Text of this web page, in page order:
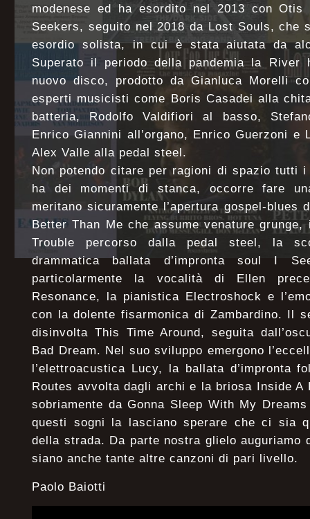
modenese ed ha esordito nel 2013 con
Seekers, seguito nel 2018 da Lost Souls, che
esordio solista, in cui è stata aiutata da
Superato il periodo della pandemia la
nuovo disco, prodotto da Gianluca Morelli
esperti musicisti come Boris Casadei alla
batteria, Rodolfo Valdifiori al basso,
Enrico Giannini all’organo, Enrico Guerzoni e
Alex Valle alla pedal steel.
Non potendo citare per ragioni di spazio tutti
ha dei momenti di stanca, occorre fare
meritano sicuramente l’apertura gospel-blues
Better Than Me che assume venature
Trouble percorso dalla pedal steel, la
drammatica ballata d’impronta soul I
particolarmente la vocalità di Ellen
Resonance, la pianistica Electroshock e
con la dolente fisarmonica di Zambardino. Il
disinvolta This Time Around, seguita
Bad Dream. Nel suo sviluppo emergono
l’elettroacustica Lucy, la ballata d’impronta
Routes avvolta dagli archi e la briosa Inside
sobriamente da Gonna Sleep With My
questi sogni la lasciano sperare che ci sia
della strada. Da parte nostra glielo auguriamo
siano anche tante altre canzoni di pari livello.
Paolo Baiotti